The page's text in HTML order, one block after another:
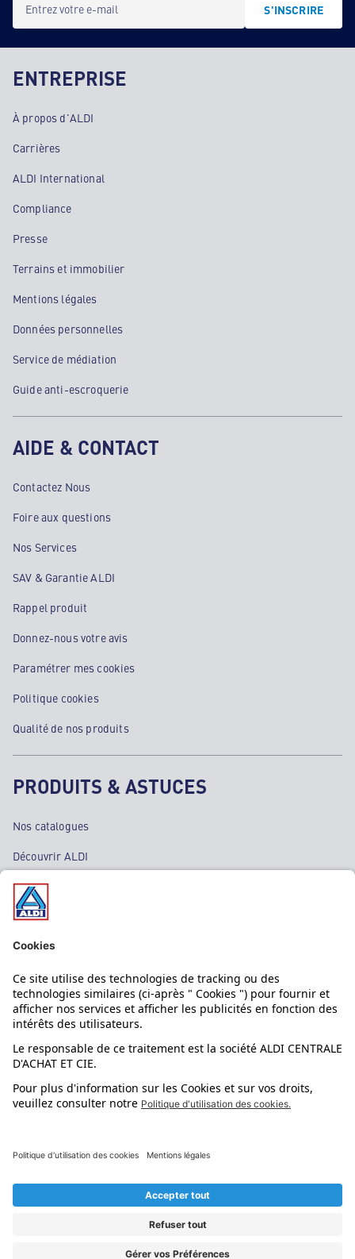
Entrez votre e-mail S'INSCRIRE
ENTREPRISE
À propos d'ALDI
Carrières
ALDI International
Compliance
Presse
Terrains et immobilier
Mentions légales
Données personnelles
Service de médiation
Guide anti-escroquerie
AIDE & CONTACT
Contactez Nous
Foire aux questions
Nos Services
SAV & Garantie ALDI
Rappel produit
Donnez-nous votre avis
Paramétrer mes cookies
Politique cookies
Qualité de nos produits
PRODUITS & ASTUCES
Nos catalogues
Découvrir ALDI
Nos bons plans
Nos rayons
Nos marques
Nos astuces
Évènements
L'application mobile